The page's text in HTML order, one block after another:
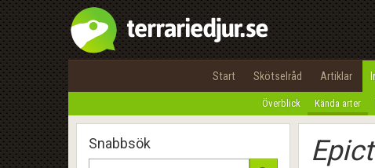
Start Skötselråd Artiklar
Överblick Kända arter
Snabbsök